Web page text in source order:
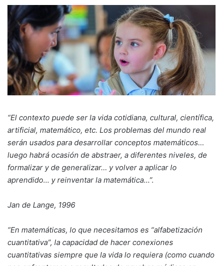
“El contexto puede ser la vida cotidiana, cultural, científica,
artificial, matemático, etc. Los problemas del mundo real
serán usados para desarrollar conceptos matemáticos…
luego habrá ocasión de abstraer, a diferentes niveles, de
formalizar y de generalizar… y volver a aplicar lo
aprendido… y reinventar la matemática…”.
Jan de Lange, 1996
“En matemáticas, lo que necesitamos es “alfabetización
cuantitativa”, la capacidad de hacer conexiones
cuantitativas siempre que la vida lo requiera (como cuando